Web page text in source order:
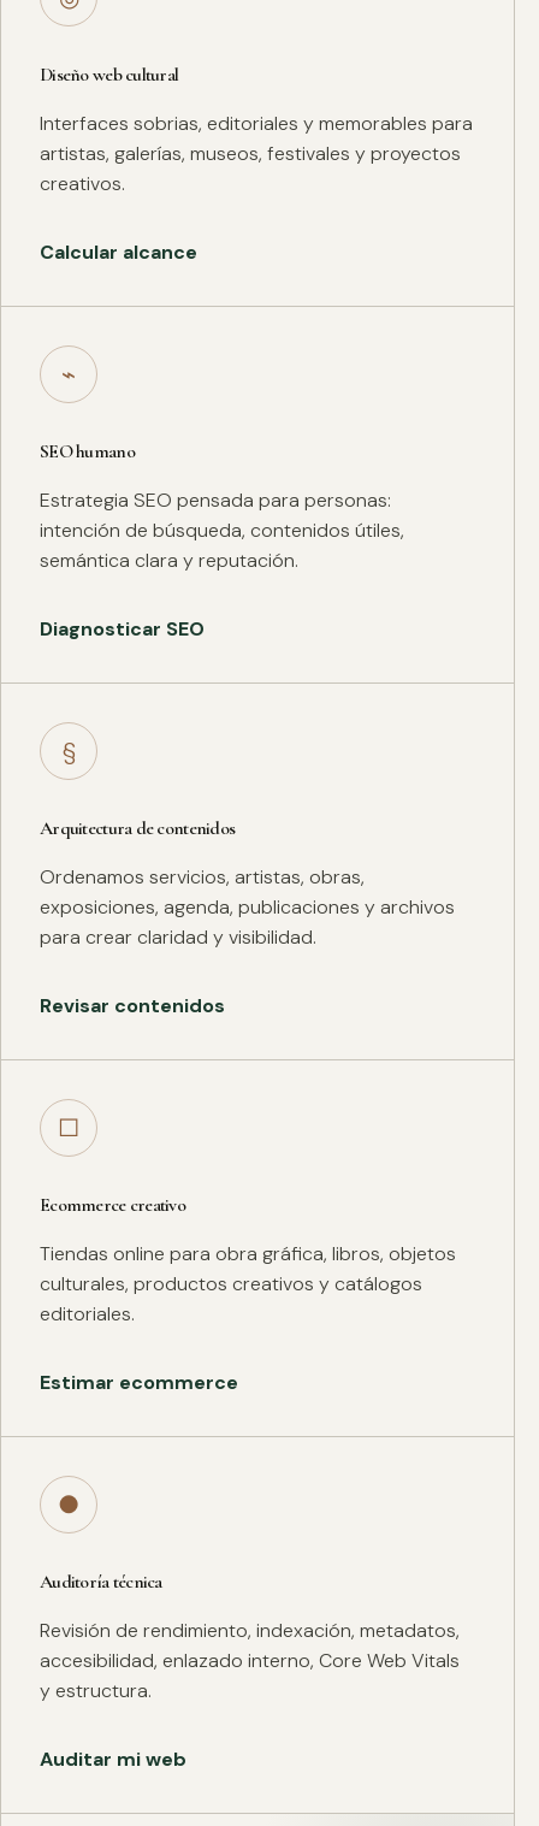
Diseño web cultural
Interfaces sobrias, editoriales y memorables para
artistas, galerías, museos, festivales y proyectos
creativos.
Calcular alcance
⌁
SEO humano
Estrategia SEO pensada para personas:
intención de búsqueda, contenidos útiles,
semántica clara y reputación.
Diagnosticar SEO
§
Arquitectura de contenidos
Ordenamos servicios, artistas, obras,
exposiciones, agenda, publicaciones y archivos
para crear claridad y visibilidad.
Revisar contenidos
□
Ecommerce creativo
Tiendas online para obra gráfica, libros, objetos
culturales, productos creativos y catálogos
editoriales.
Estimar ecommerce
●
Auditoría técnica
Revisión de rendimiento, indexación, metadatos,
accesibilidad, enlazado interno, Core Web Vitals
y estructura.
Auditar mi web